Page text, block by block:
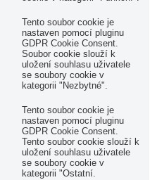
Tento soubor cookie je
nastaven pomocí pluginu
GDPR Cookie Consent.
Soubor cookie slouží k
uložení souhlasu uživatele
se soubory cookie v
kategorii "Nezbytné".
Tento soubor cookie je
nastaven pomocí pluginu
GDPR Cookie Consent.
Tento soubor cookie slouží k
uložení souhlasu uživatele
se soubory cookie v
kategorii "Ostatní.